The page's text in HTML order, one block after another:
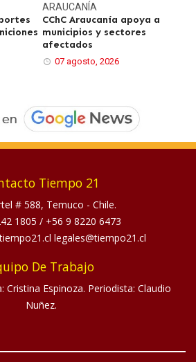
ARAUCANÍA
CChC Araucanía apoya a
municipios y sectores
afectados
07 agosto, 2026
Tiempo 21
# 588, Temuco - Chile.
1805 / +56 9 8220 6473
legales@tiempo21.cl
De Trabajo
Cristina Espinoza. Periodista: Claudio
Nuñez.